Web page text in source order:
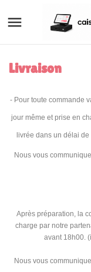

Livraison
- Pour toute commande
jour même et prise en
livrée dans un délai
Nous vous
Après préparation, la
charge par notre
avant 18h00.
Nous vous